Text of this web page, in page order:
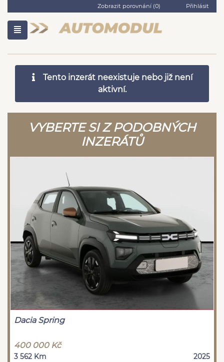
Zobrazit porovnání (0) Přihlásit
Tento inzerát neexistuje nebo již není
aktivní.
VYBERTE SI Z PODOBNÝCH
INZERÁTŮ
Dacia Spring
400 000 Kč
3 562 Km 2025